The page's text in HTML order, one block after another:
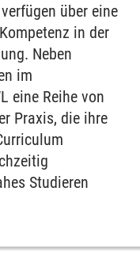
über eine
in der
Neben
im
eine Reihe von
Praxis, die ihre
Studieren